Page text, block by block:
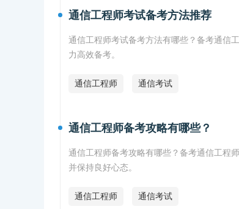
通信工程师考试备考方法推荐
通信工程师考试备考方法有哪些？备考通信
力高效备考。
通信工程师 通信考试
通信工程师备考攻略有哪些？
通信工程师备考攻略有哪些？备考通信工程
并保持良好心态。
通信工程师 通信考试